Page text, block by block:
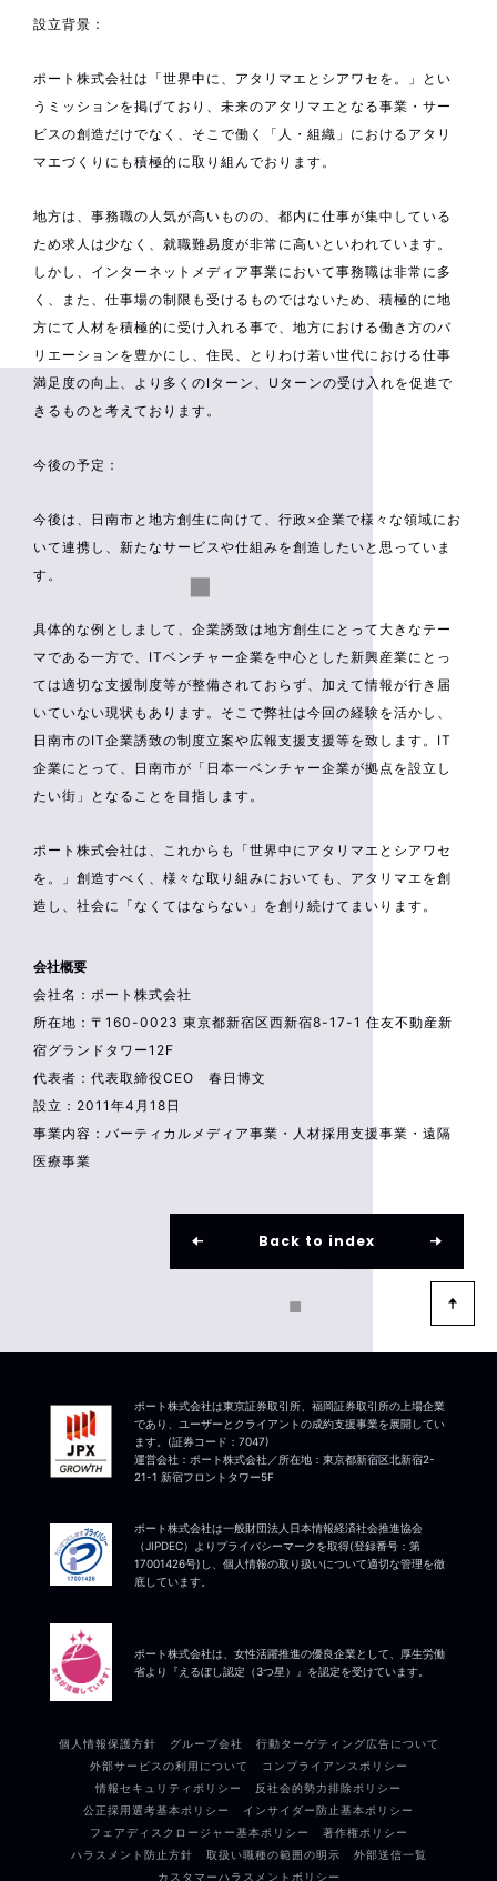
設立背景：
ポート株式会社は「世界中に、アタリマエとシアワセを。」とい
うミッションを掲げており、未来のアタリマエとなる事業・サー
ビスの創造だけでなく、そこで働く「人・組織」におけるアタリ
マエづくりにも積極的に取り組んでおります。
地方は、事務職の人気が高いものの、都内に仕事が集中している
ため求人は少なく、就職難易度が非常に高いといわれています。
しかし、インターネットメディア事業において事務職は非常に多
く、また、仕事場の制限も受けるものではないため、積極的に地
方にて人材を積極的に受け入れる事で、地方における働き方のバ
リエーションを豊かにし、住民、とりわけ若い世代における仕事
満足度の向上、より多くのIターン、Uターンの受け入れを促進で
きるものと考えております。
今後の予定：
今後は、日南市と地方創生に向けて、行政×企業で様々な領域にお
いて連携し、新たなサービスや仕組みを創造したいと思っていま
す。
具体的な例としまして、企業誘致は地方創生にとって大きなテー
マである一方で、ITベンチャー企業を中心とした新興産業にとっ
ては適切な支援制度等が整備されておらず、加えて情報が行き届
いていない現状もあります。そこで弊社は今回の経験を活かし、
日南市のIT企業誘致の制度立案や広報支援支援等を致します。IT
企業にとって、日南市が「日本一ベンチャー企業が拠点を設立し
たい街」となることを目指します。
ポート株式会社は、これからも「世界中にアタリマエとシアワセ
を。」創造すべく、様々な取り組みにおいても、アタリマエを創
造し、社会に「なくてはならない」を創り続けてまいります。
会社概要
会社名：ポート株式会社
所在地：〒160-0023 東京都新宿区西新宿8-17-1 住友不動産新
宿グランドタワー12F
代表者：代表取締役CEO 春日博文
設立：2011年4月18日
事業内容：バーティカルメディア事業・人材採用支援事業・遠隔
医療事業
Back to index
ポート株式会社は一般財団法人日本情報経済社会推進協会
（JIPDEC）よりプライバシーマークを取得(登録番号：第
17001426号)し、個人情報の取り扱いについて適切な管理を徹
底しています。
ポート株式会社は東京証券取引所、福岡証券取引所の上場企業
であり、ユーザーとクライアントの成約支援事業を展開してい
ます。(証券コード：7047)
運営会社：ポート株式会社／所在地：東京都新宿区北新宿2-
21-1 新宿フロントタワー5F
ポート株式会社は、女性活躍推進の優良企業として、厚生労働
省より『えるぼし認定（3つ星）』を認定を受けています。
個人情報保護方針 グループ会社
行動ターゲティング広告について
外部サービスの利用について
コンプライアンスポリシー
情報セキュリティポリシー
反社会的勢力排除ポリシー
公正採用選考基本ポリシー
インサイダー防止基本ポリシー
フェアディスクロージャー基本ポリシー
著作権ポリシー
ハラスメント防止方針
取扱い職種の範囲の明示
外部送信一覧
カスタマーハラスメントポリシー